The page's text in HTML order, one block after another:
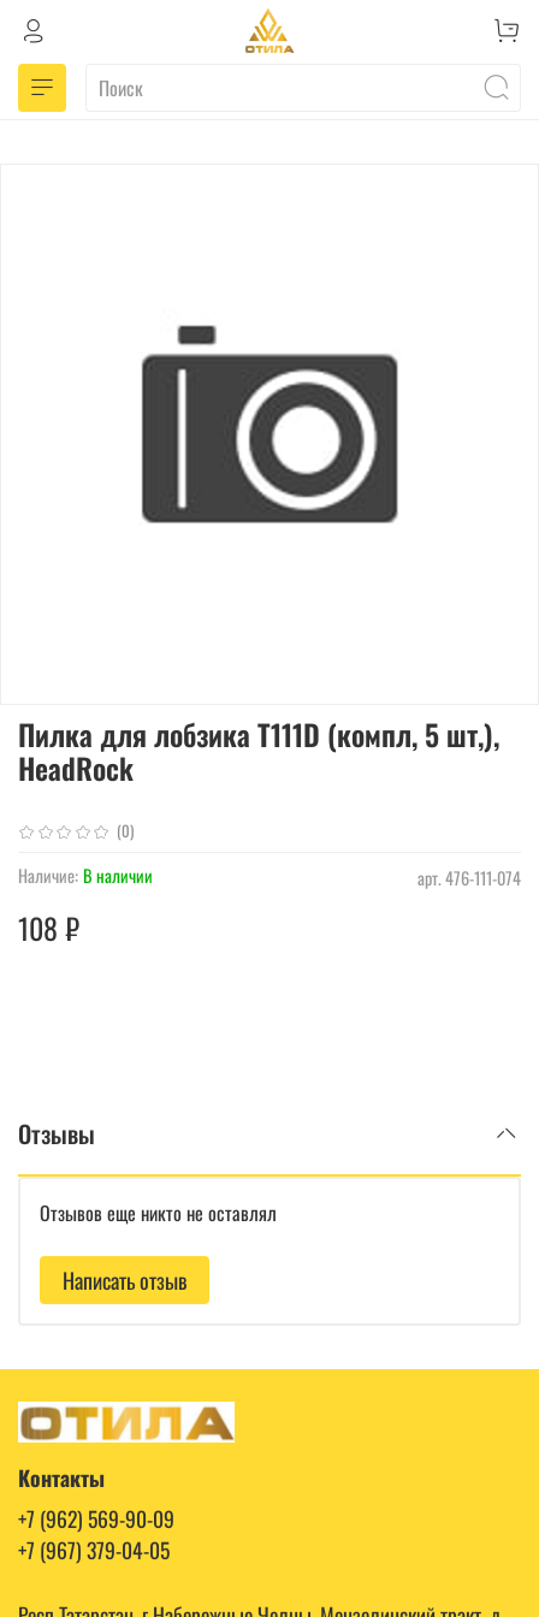
(0)
арт.476-111-074
Наличие:В наличии
Пилка для лобзика T111D (компл, 5 шт,),
HeadRock
108 ₽
Отзывы
Отзывов еще никто не оставлял
Написать отзыв
Контакты
+7 (962) 569-90-09
+7 (967) 379-04-05